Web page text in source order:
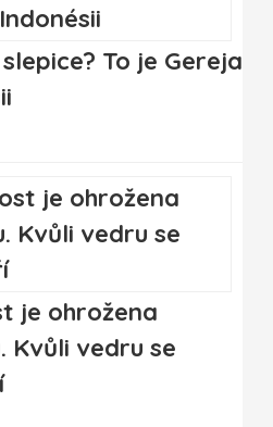
To je Gereja
je ohrožena
Kvůli vedru se